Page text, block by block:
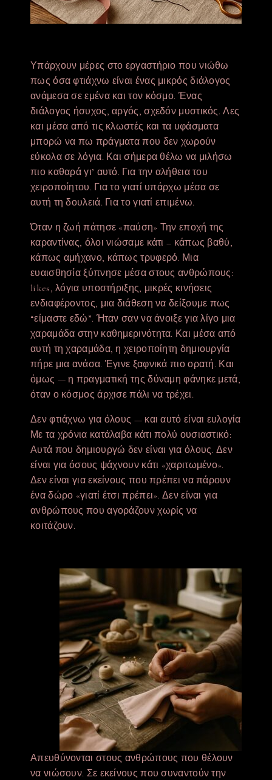
Υπάρχουν μέρες στο εργαστήριο που νιώθω
πως όσα φτιάχνω είναι ένας μικρός διάλογος
ανάμεσα σε εμένα και τον κόσμο. Ένας
διάλογος ήσυχος, αργός, σχεδόν μυστικός. Λες
και μέσα από τις κλωστές και τα υφάσματα
μπορώ να πω πράγματα που δεν χωρούν
εύκολα σε λόγια. Και σήμερα θέλω να μιλήσω
πιο καθαρά γι’ αυτό. Για την αλήθεια του
χειροποίητου. Για το γιατί υπάρχω μέσα σε
αυτή τη δουλειά. Για το γιατί επιμένω.
Όταν η ζωή πάτησε «παύση» Την εποχή της
καραντίνας, όλοι νιώσαμε κάτι – κάπως βαθύ,
κάπως αμήχανο, κάπως τρυφερό. Μια
ευαισθησία ξύπνησε μέσα στους ανθρώπους:
likes, λόγια υποστήριξης, μικρές κινήσεις
ενδιαφέροντος, μια διάθεση να δείξουμε πως
“είμαστε εδώ”. Ήταν σαν να άνοιξε για λίγο μια
χαραμάδα στην καθημερινότητα. Και μέσα από
αυτή τη χαραμάδα, η χειροποίητη δημιουργία
πήρε μια ανάσα. Έγινε ξαφνικά πιο ορατή. Και
όμως — η πραγματική της δύναμη φάνηκε μετά,
όταν ο κόσμος άρχισε πάλι να τρέχει.
Δεν φτιάχνω για όλους — και αυτό είναι ευλογία
Με τα χρόνια κατάλαβα κάτι πολύ ουσιαστικό:
Αυτά που δημιουργώ δεν είναι για όλους. Δεν
είναι για όσους ψάχνουν κάτι «χαριτωμένο».
Δεν είναι για εκείνους που πρέπει να πάρουν
ένα δώρο «γιατί έτσι πρέπει». Δεν είναι για
ανθρώπους που αγοράζουν χωρίς να
κοιτάζουν.
Απευθύνονται στους ανθρώπους που θέλουν
να νιώσουν. Σε εκείνους που συναντούν την